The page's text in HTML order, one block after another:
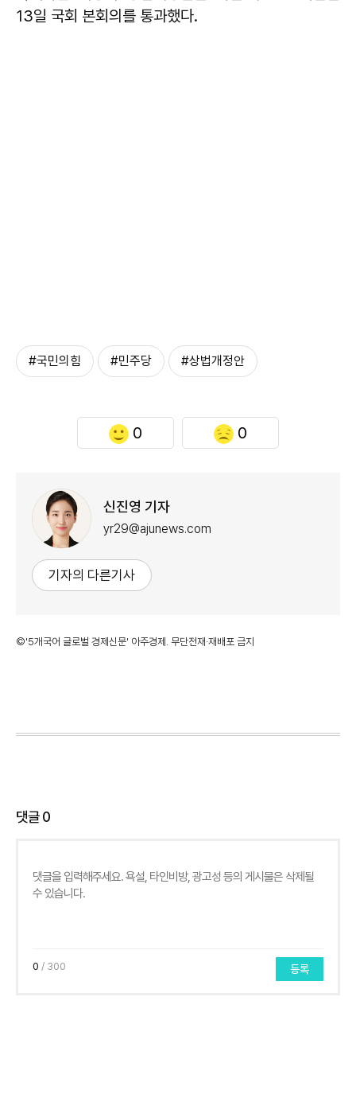
13일 국회 본회의를 통과했다.
#국민의힘 #민주당 #상법개정안
0 0
신진영 기자
yr29@ajunews.com
기자의 다른기사
©'5개국어 글로벌 경제신문' 아주경제. 무단전재·재배포 금지
댓글0
0 / 300 등록